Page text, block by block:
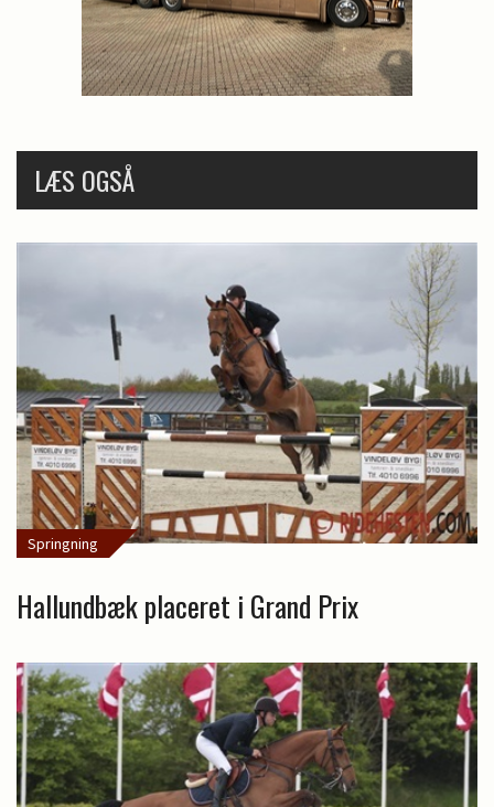
LÆS OGSÅ
Springning
Hallundbæk placeret i Grand Prix